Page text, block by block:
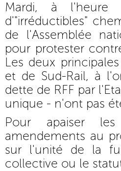
Mardi, à l'heure
d'"irréductibles"
de l'Assemblée
pour protester
Les deux
et de Sud-Rail, à
dette de RFF par
unique - n'ont pas
Pour apaiser
amendements au
sur l'unité de la
collective ou le